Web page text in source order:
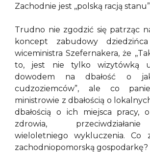
Zachodnie jest ,,polską
Trudno nie zgodzić się patrząc
koncept zabudowy
wiceministra Szefernakera, że
to, jest nie tylko wizytówką
dowodem na dbałość o
cudzoziemców”, ale co
ministrowie z dbałością o
dbałością o ich miejsca pracy,
zdrowia,
wieloletniego wykluczenia. Co
zachodniopomorską